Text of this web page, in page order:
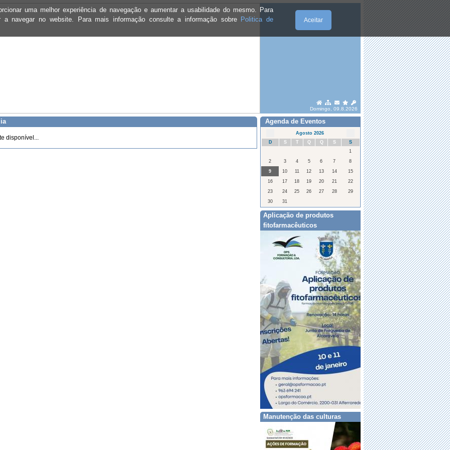
uma melhor experiência de navegação e aumentar a usabilidade do mesmo. Para
navegar no website. Para mais informação consulte a informação sobre Politica de Aceitar
Domingo, 09.8.2026
disponível...
Agenda de Eventos
Agosto 2026
D
S T Q Q S
S
1
2
3 4 5 6 7
8
9
10 11 12 13 14
15
16
17 18 19 20 21
22
23
24 25 26 27 28
29
30
31
Aplicação de produtos
fitofarmacêuticos
Manutenção das culturas